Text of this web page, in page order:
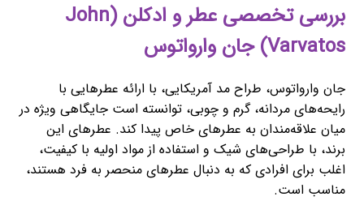
بررسی تخصصی عطر و ادکلن (John
Varvatos) جان وارواتوس
جان وارواتوس، طراح مد آمریکایی، با ارائه عطرهایی با
رایحه‌های مردانه، گرم و چوبی، توانسته است جایگاهی ویژه در
میان علاقه‌مندان به عطرهای خاص پیدا کند. عطرهای این
برند، با طراحی‌های شیک و استفاده از مواد اولیه با کیفیت،
اغلب برای افرادی که به دنبال عطرهای منحصر به فرد هستند،
مناسب است.